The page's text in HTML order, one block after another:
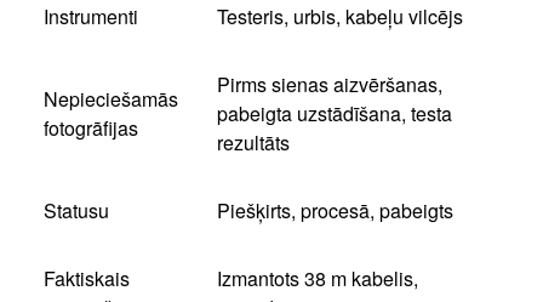
Instrumenti Testeris, urbis, kabeļu vilcējs
Nepieciešamās
fotogrāfijas
Pirms sienas aizvēršanas,
pabeigta uzstādīšana, testa
rezultāts
Statusu Piešķirts, procesā, pabeigts
Faktiskais
Izmantots 38 m kabelis,